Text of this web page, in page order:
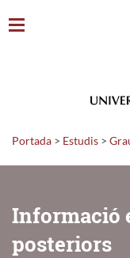
Portada > Estudis >
Informació
posteriors